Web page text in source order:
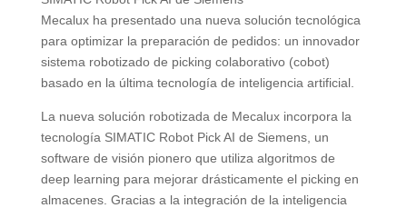
Mecalux ha presentado una nueva solución tecnológica
para optimizar la preparación de pedidos: un innovador
sistema robotizado de picking colaborativo (cobot)
basado en la última tecnología de inteligencia artificial.
La nueva solución robotizada de Mecalux incorpora la
tecnología SIMATIC Robot Pick AI de Siemens, un
software de visión pionero que utiliza algoritmos de
deep learning para mejorar drásticamente el picking en
almacenes. Gracias a la integración de la inteligencia